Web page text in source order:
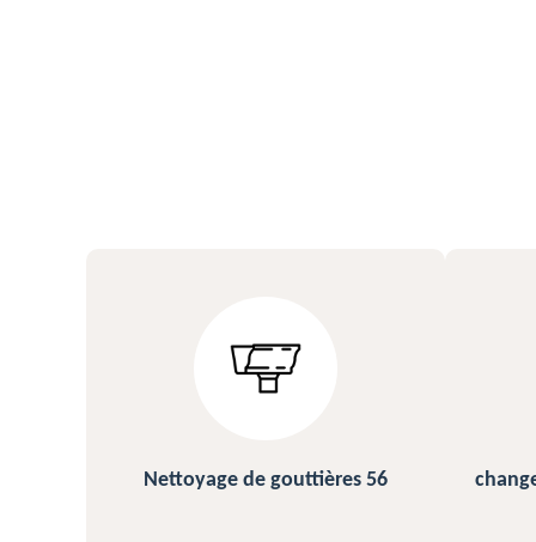
changement et pose de gouttière